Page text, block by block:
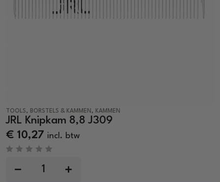
TOOLS, BORSTELS & KAMMEN , KAMMEN
JRL Knipkam 8,8 J309
€ 10,27 incl. btw